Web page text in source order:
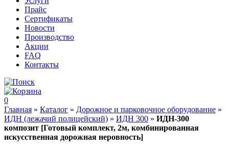
Прайс
Сертификаты
Новости
Производство
Акции
FAQ
Контакты
0
Главная » Каталог » Дорожное и парковочное оборудование »
ИДН (лежачий полицейский) » ИДН 300 » ИДН-300
композит [Готовый комплект, 2м, комбинированная
искусственная дорожная неровность]